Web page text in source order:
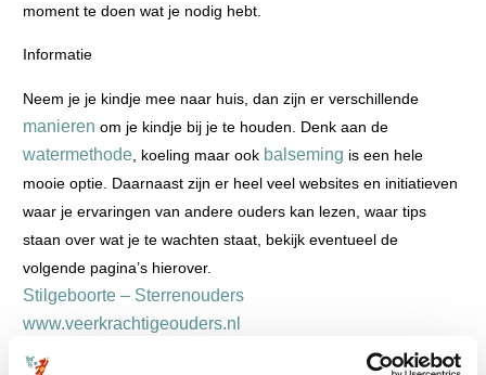
moment te doen wat je nodig hebt.
Informatie
Neem je je kindje mee naar huis, dan zijn er verschillende
manieren om je kindje bij je te houden. Denk aan de
watermethode , koeling maar ook balseming is een hele
mooie optie. Daarnaast zijn er heel veel websites en initiatieven
waar je ervaringen van andere ouders kan lezen, waar tips
staan over wat je te wachten staat, bekijk eventueel de
volgende pagina’s hierover.
Stilgeboorte – Sterrenouders
www.veerkrachtigeouders.nl
Stille Levens Kenniscentrum Babysterfte